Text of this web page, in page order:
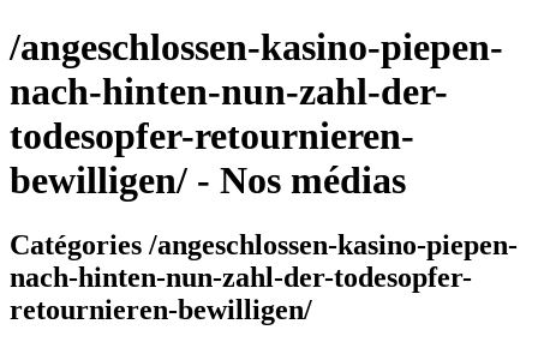
/angeschlossen-kasino-piepen-
nach-hinten-nun-zahl-der-
todesopfer-retournieren-
bewilligen/ - Nos médias
Catégories /angeschlossen-kasino-piepen-
nach-hinten-nun-zahl-der-todesopfer-
retournieren-bewilligen/